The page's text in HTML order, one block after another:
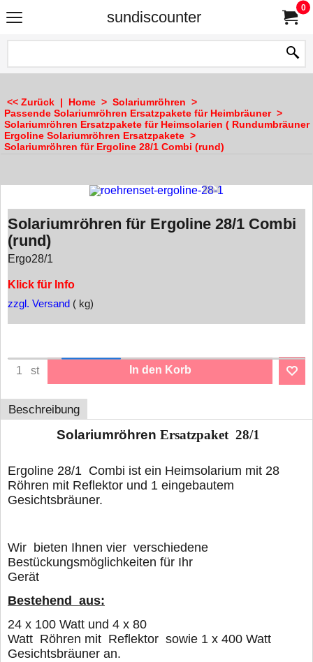
sundiscounter
0
<< Zurück | Home > Solariumröhren >
Passende Solariumröhren Ersatzpakete für Heimbräuner>
Solariumröhren Ersatzpakete für Heimsolarien ( Rundumbräuner
Ergoline Solariumröhren Ersatzpakete >
Solariumröhren für Ergoline 28/1 Combi (rund)
Solariumröhren für Ergoline 28/1 Combi
(rund)
Ergo28/1
Klick für Info
zzgl. Versand kg
st In den Korb
Beschreibung
Solariumröhren Ersatzpaket 28/1
Ergoline 28/1 Combi ist ein Heimsolarium mit 28
Röhren mit Reflektor und 1 eingebautem
Gesichtsbräuner.
Wir bieten Ihnen vier verschiedene
Bestückungsmöglichkeiten für Ihr
Gerät
Bestehend aus:
24 x 100 Watt und 4 x 80
Watt Röhren mit Reflektor sowie 1 x 400 Watt
Gesichtsbräuner an.